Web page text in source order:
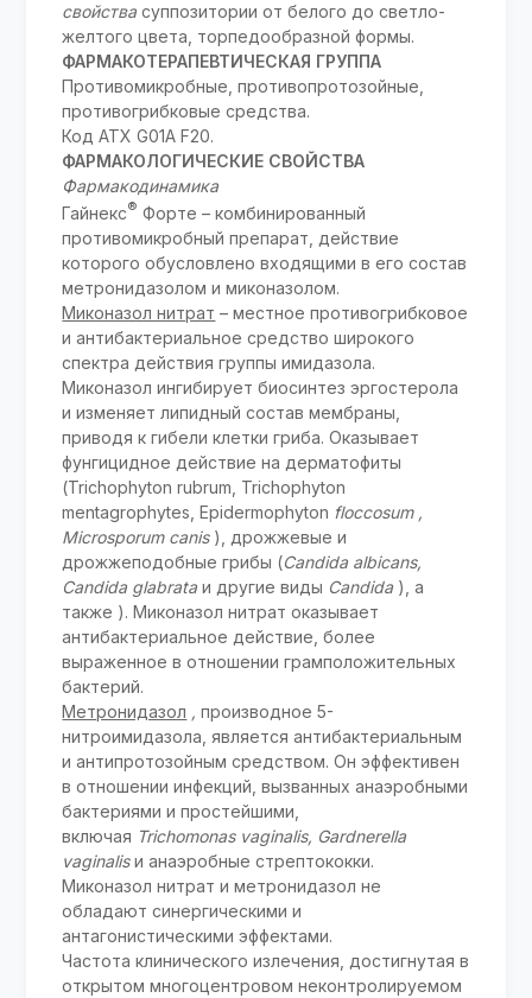
свойства суппозитории от белого до светло-
желтого цвета, торпедообразной формы.
ФАРМАКОТЕРАПЕВТИЧЕСКАЯ ГРУППА
Противомикробные, противопротозойные,
противогрибковые средства.
Код ATX G01A F20.
ФАРМАКОЛОГИЧЕСКИЕ СВОЙСТВА
Фармакодинамика
Гайнекс® Форте – комбинированный
противомикробный препарат, действие
которого обусловлено входящими в его состав
метронидазолом и миконазолом.
Миконазол нитрат – местное противогрибковое
и антибактериальное средство широкого
спектра действия группы имидазола.
Миконазол ингибирует биосинтез эргостерола
и изменяет липидный состав мембраны,
приводя к гибели клетки гриба. Оказывает
фунгицидное действие на дерматофиты
(Trichophyton rubrum, Trichophyton
mentagrophytes, Epidermophyton floccosum ,
Microsporum canis), дрожжевые и
дрожжеподобные грибы (Candida albicans,
Candida glabrata и другие виды Candida ), а
также ). Миконазол нитрат оказывает
антибактериальное действие, более
выраженное в отношении грамположительных
бактерий.
Метронидазол , производное 5-
нитроимидазола, является антибактериальным
и антипротозойным средством. Он эффективен
в отношении инфекций, вызванных анаэробными
бактериями и простейшими,
включая Trichomonas vaginalis, Gardnerella
vaginalisи анаэробные стрептококки.
Миконазол нитрат и метронидазол не
обладают синергическими и
антагонистическими эффектами.
Частота клинического излечения, достигнутая в
открытом многоцентровом неконтролируемом